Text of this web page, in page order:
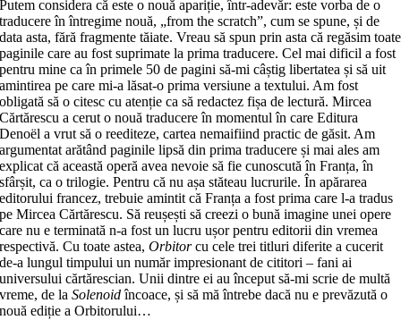
Putem considera că este o nouă apariție, într-adevăr: este vorba de o
traducere în întregime nouă, „from the scratch”, cum se spune, și de
data asta, fără fragmente tăiate. Vreau să spun prin asta că regăsim toate
paginile care au fost suprimate la prima traducere. Cel mai dificil a fost
pentru mine ca în primele 50 de pagini să-mi câștig libertatea și să uit
amintirea pe care mi-a lăsat-o prima versiune a textului. Am fost
obligată să o citesc cu atenție ca să redactez fișa de lectură. Mircea
Cărtărescu a cerut o nouă traducere în momentul în care Editura
Denoël a vrut să o reediteze, cartea nemaifiind practic de găsit. Am
argumentat arătând paginile lipsă din prima traducere și mai ales am
explicat că această operă avea nevoie să fie cunoscută în Franța, în
sfârșit, ca o trilogie. Pentru că nu așa stăteau lucrurile. În apărarea
editorului francez, trebuie amintit că Franța a fost prima care l-a tradus
pe Mircea Cărtărescu. Să reușești să creezi o bună imagine unei opere
care nu e terminată n-a fost un lucru ușor pentru editorii din vremea
respectivă. Cu toate astea,Orbitorcu cele trei titluri diferite a cucerit
de-a lungul timpului un număr impresionant de cititori – fani ai
universului cărtărescian. Unii dintre ei au început să-mi scrie de multă
vreme, de laSolenoidîncoace, și să mă întrebe dacă nu e prevăzută o
nouă ediție a Orbitorului…